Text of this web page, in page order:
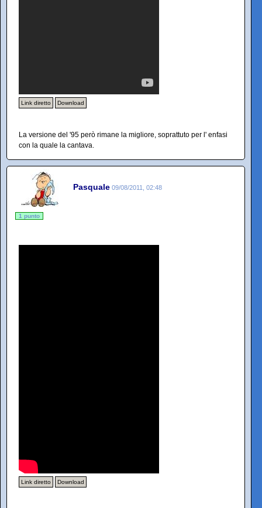
Link diretto Download
La versione del '95 però rimane la migliore, soprattuto per l' enfasi
con la quale la cantava.
Pasquale 09/08/2011, 02:48
1 punto
Link diretto Download